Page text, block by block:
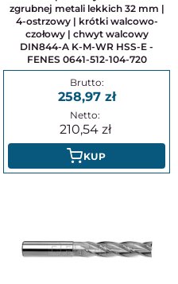
zgrubnej metali lekkich 32 mm |
4-ostrzowy | krótki walcowo-
czołowy | chwyt walcowy
DIN844-A K-M-WR HSS-E -
FENES 0641-512-104-720
258,97
210,54
KUP